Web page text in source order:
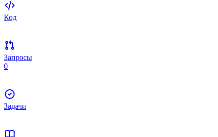
Код
Запросы
0
Задачи